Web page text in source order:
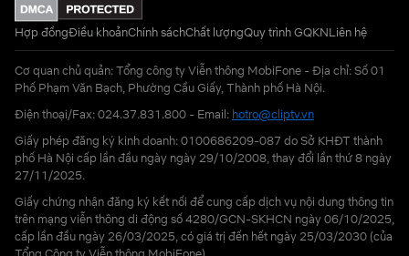
Hợp đồngĐiều khoảnChính sáchChất lượngQuy trình GQKNLiên hệ
Cơ quan chủ quản: Tổng công ty Viễn thông MobiFone - Địa chỉ: Số 01
Phố Phạm Văn Bạch, Phường Cầu Giấy, Thành phố Hà Nội.
Điện thoại/Fax: 024.37.831.800 - Email: hotro@cliptv.vn
Giấy phép đăng ký kinh doanh: 0100686209-087 do Sở KHĐT thành
phố Hà Nội cấp lần đầu ngày ngày 29/10/2008, thay đổi lần thứ 8 ngày
27/11/2025.
Giấy chứng nhận đăng ký kết nối để cung cấp dịch vụ nội dung thông tin
trên mạng viễn thông di động số 4280/GCN-SKHCN ngày 06/10/2025,
cấp lần đầu ngày 26/03/2025, có giá trị đến hết ngày 25/03/2030 (của